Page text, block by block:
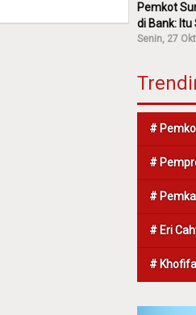
Pemkot
di Bank: Itu
M!
Senin, 27
#
#
#
# Eri
#